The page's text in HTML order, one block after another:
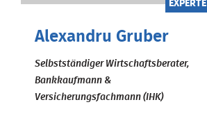
EXPERTE
Alexandru Gruber
Selbstständiger Wirtschaftsberater,
Bankkaufmann &
Versicherungsfachmann (IHK)